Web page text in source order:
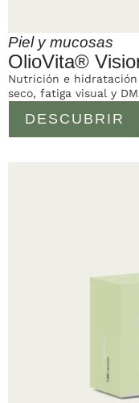
Piel y mucosas
OlioVita®
DESCUBRIR
Nutrición e
seco, fatiga visual y